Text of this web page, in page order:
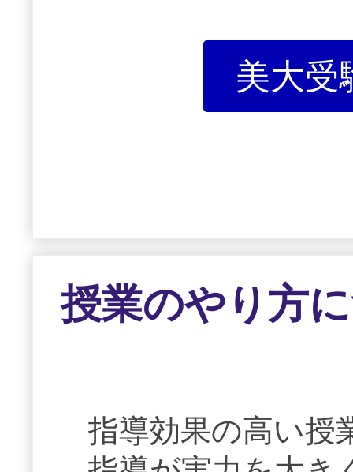
美大受
授業のやり方
指導効果の高い授